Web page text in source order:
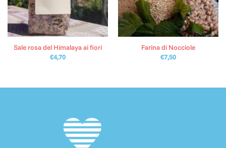
Sale rosa del Himalaya ai fiori
€4,70
Farina di Nocciole
€7,50